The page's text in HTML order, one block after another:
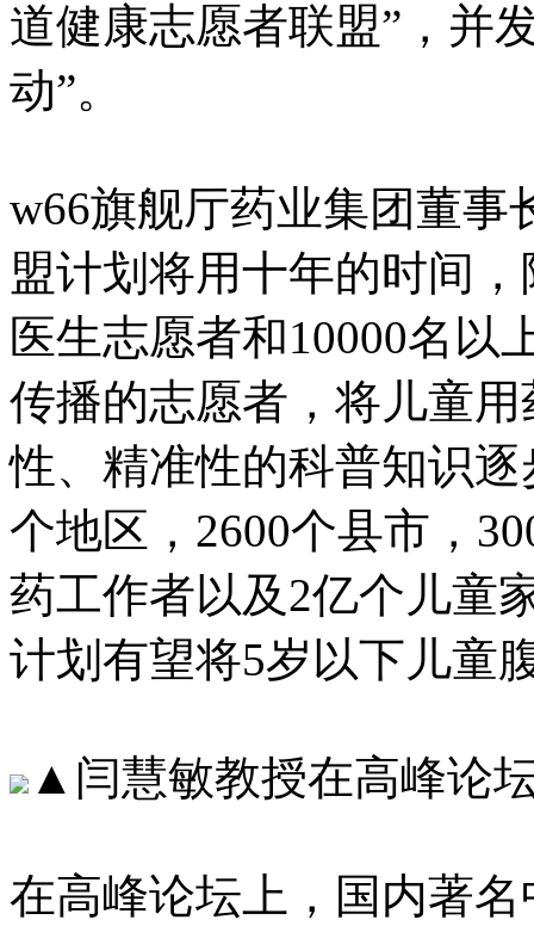
道健康志愿者联盟”，
动”。
w66旗舰厅药业集团董事
盟计划将用十年的时间
医生志愿者和10000名以
传播的志愿者，将儿童用
性、精准性的科普知识
个地区，2600个县市
药工作者以及2亿个儿童家
计划有望将5岁以下儿童
▲闫慧敏教授在高峰论
在高峰论坛上，国内著